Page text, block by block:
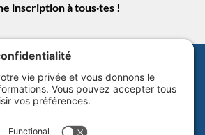
inscription à tous·tes !